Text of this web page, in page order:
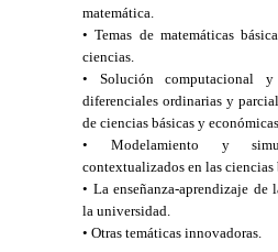
matemática.
• Temas de matemáticas
ciencias.
• Solución computacional y
diferenciales ordinarias y
de ciencias básicas y
• Modelamiento y
contextualizados en las ciencias
• La enseñanza-aprendizaje de
la universidad.
• Otras temáticas innovadoras.